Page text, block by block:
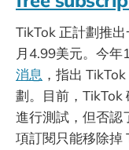
TikTok 正計劃推
月4.99美元。今年
消息 ，指出
劃。目前，TikTok
進行測試，但否認
項訂閱只能移除掉